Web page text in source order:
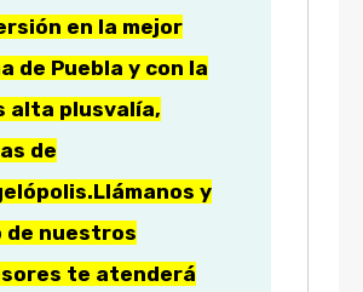
en la mejor
de Puebla y con la
alta plusvalía,
de
Llámanos y
de nuestros
te atenderá